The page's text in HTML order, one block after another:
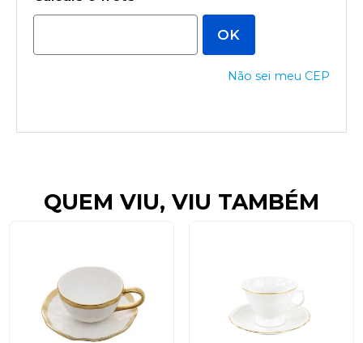
Não sei meu CEP
QUEM VIU, VIU TAMBÉM